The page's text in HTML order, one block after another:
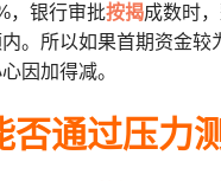
，银行审批按揭成数时
。所以如果首期资金较
因加得减。
否通过压力